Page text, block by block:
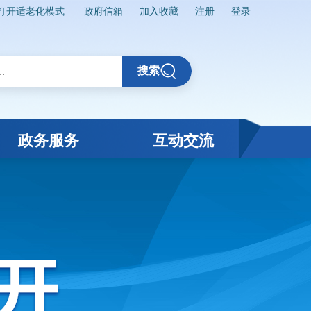
开适老化模式 政府信箱 加入收藏 注册 登录
搜索
政务服务 互动交流